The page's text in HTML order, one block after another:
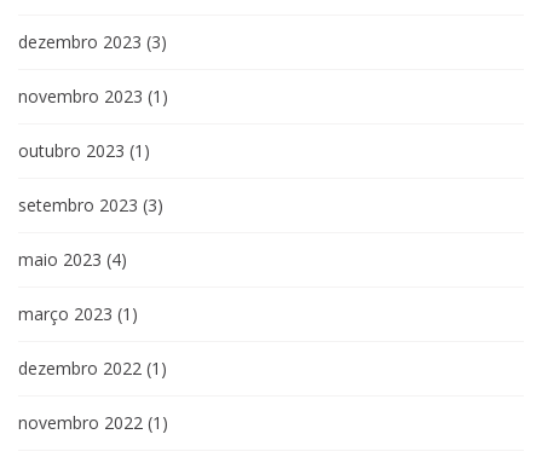
dezembro 2023 (3)
novembro 2023 (1)
outubro 2023 (1)
setembro 2023 (3)
maio 2023 (4)
março 2023 (1)
dezembro 2022 (1)
novembro 2022 (1)